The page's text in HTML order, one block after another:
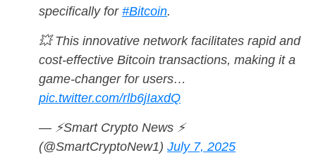
specifically for #Bitcoin.
💥 This innovative network facilitates rapid and
cost-effective Bitcoin transactions, making it a
game-changer for users…
pic.twitter.com/rlb6jIaxdQ
— ⚡️Smart Crypto News ⚡️
(@SmartCryptoNew1) July 7, 2025